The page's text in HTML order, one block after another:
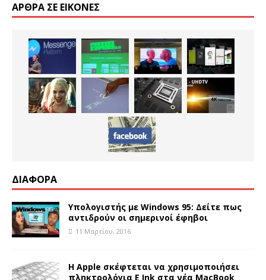
ΆΡΘΡΑ ΣΕ ΕΙΚΌΝΕΣ
ΔΙΑΦΟΡΑ
Υπολογιστής με Windows 95: Δείτε πως
αντιδρούν οι σημερινοί έφηβοι
11 Μαρτίου, 2016
Η Apple σκέφτεται να χρησιμοποιήσει
πληκτρολόγια E Ink στα νέα MacBook